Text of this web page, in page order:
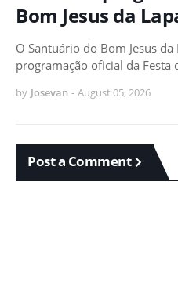
Bom Jesus da
O Santuário do Bom Jesus
programação oficial da Festa
by Josevan - August 05, 2026
Post a Comment